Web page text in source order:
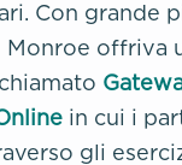
Con grande
Monroe offriva
in cui i
gli